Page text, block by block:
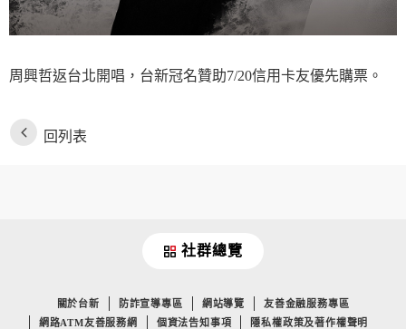
周興哲返台北開唱，台新冠名贊助7/20信用卡友優先購票。
回列表
社群總覽
關於台新 防詐宣導專區 網站導覽
友善金融服務專區
網路ATM友善服務網
個資法告知事項
隱私權政策及著作權聲明